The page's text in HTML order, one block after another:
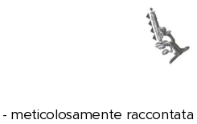
- meticolosamente